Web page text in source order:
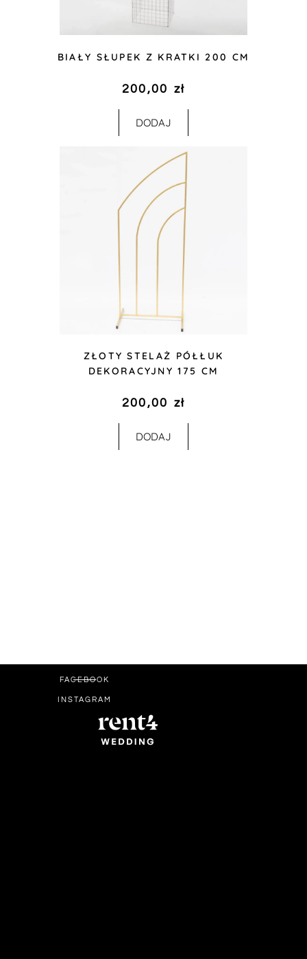
BIAŁY SŁUPEK Z KRATKI 200 CM
200,00 zł
DODAJ
ZŁOTY STELAŻ PÓŁŁUK
DEKORACYJNY 175 CM
200,00 zł
DODAJ
FACEBOOK
INSTAGRAM